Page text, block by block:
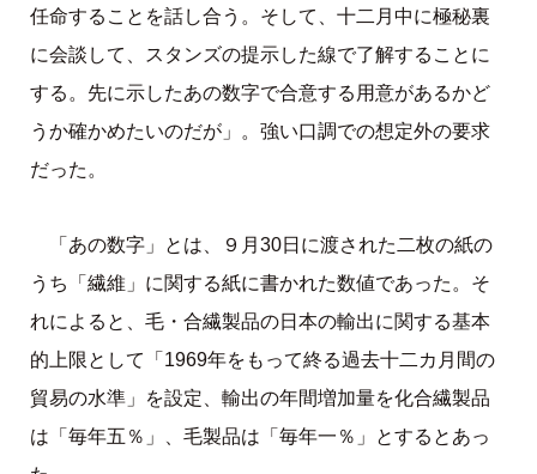
任命することを話し合う。そして、十二月中に極秘裏
に会談して、スタンズの提示した線で了解することに
する。先に示したあの数字で合意する用意があるかど
うか確かめたいのだが」。強い口調での想定外の要求
だった。
「あの数字」とは、９月30日に渡された二枚の紙の
うち「繊維」に関する紙に書かれた数値であった。そ
れによると、毛・合繊製品の日本の輸出に関する基本
的上限として「1969年をもって終る過去十二カ月間の
貿易の水準」を設定、輸出の年間増加量を化合繊製品
は「毎年五％」、毛製品は「毎年一％」とするとあっ